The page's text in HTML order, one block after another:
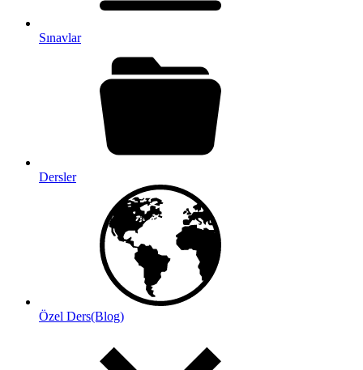
Sınavlar
Dersler
Özel Ders(Blog)